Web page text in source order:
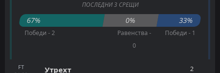
ПОСЛЕДНИ 3 СРЕЩИ
67% 0% 33%
Победи - 2
Равенства -
0
Победи - 1
FT
Утрехт
2